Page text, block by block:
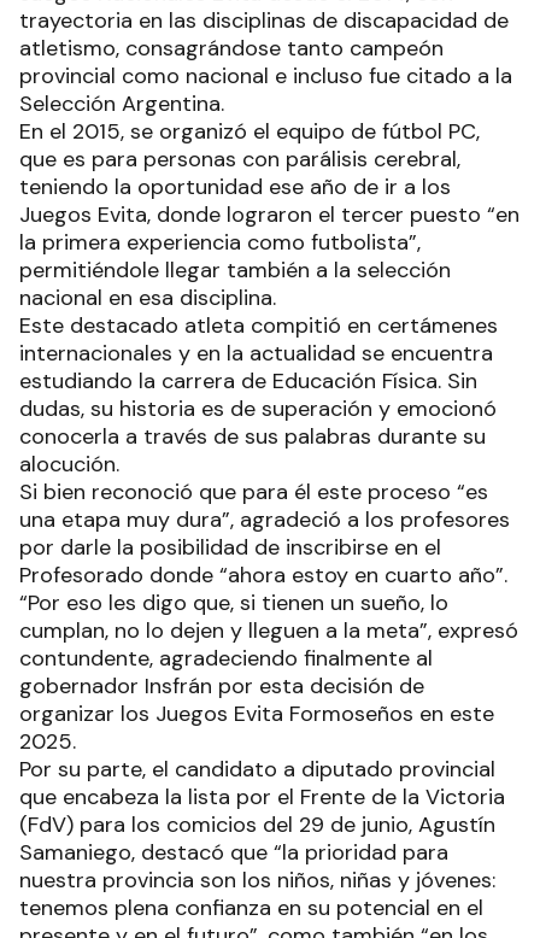
trayectoria en las disciplinas de discapacidad de
atletismo, consagrándose tanto campeón
provincial como nacional e incluso fue citado a la
Selección Argentina.
En el 2015, se organizó el equipo de fútbol PC,
que es para personas con parálisis cerebral,
teniendo la oportunidad ese año de ir a los
Juegos Evita, donde lograron el tercer puesto “en
la primera experiencia como futbolista”,
permitiéndole llegar también a la selección
nacional en esa disciplina.
Este destacado atleta compitió en certámenes
internacionales y en la actualidad se encuentra
estudiando la carrera de Educación Física. Sin
dudas, su historia es de superación y emocionó
conocerla a través de sus palabras durante su
alocución.
Si bien reconoció que para él este proceso “es
una etapa muy dura”, agradeció a los profesores
por darle la posibilidad de inscribirse en el
Profesorado donde “ahora estoy en cuarto año”.
“Por eso les digo que, si tienen un sueño, lo
cumplan, no lo dejen y lleguen a la meta”, expresó
contundente, agradeciendo finalmente al
gobernador Insfrán por esta decisión de
organizar los Juegos Evita Formoseños en este
2025.
Por su parte, el candidato a diputado provincial
que encabeza la lista por el Frente de la Victoria
(FdV) para los comicios del 29 de junio, Agustín
Samaniego, destacó que “la prioridad para
nuestra provincia son los niños, niñas y jóvenes:
tenemos plena confianza en su potencial en el